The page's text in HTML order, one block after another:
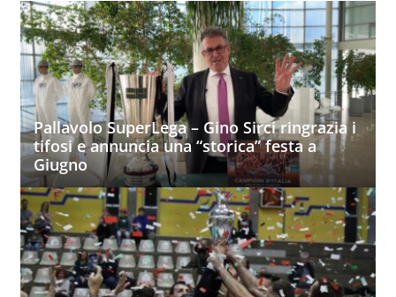
Pallavolo SuperLega – Gino Sirci ringrazia i
tifosi e annuncia una “storica” festa a
Giugno